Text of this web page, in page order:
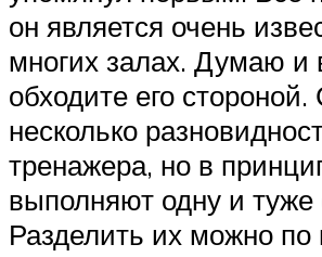
он является очень
многих залах. Думаю и
обходите его
несколько
тренажера, но в
выполняют одну и
Разделить их можно по